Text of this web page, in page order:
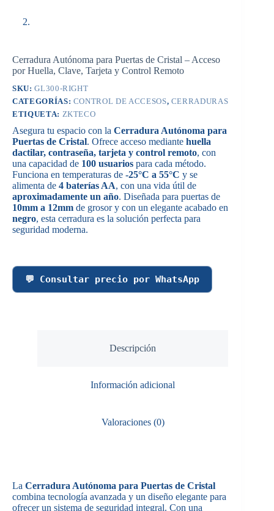
Cerradura Autónoma para Puertas de Cristal – Acceso
por Huella, Clave, Tarjeta y Control Remoto
SKU:GL300-RIGHT
CATEGORÍAS: CONTROL DE ACCESOS, CERRADURAS
ETIQUETA: ZKTECO
Asegura tu espacio con la Cerradura Autónoma para
Puertas de Cristal. Ofrece acceso mediante huella
dactilar, contraseña, tarjeta y control remoto, con
una capacidad de 100 usuarios para cada método.
Funciona en temperaturas de -25°C a 55°C y se
alimenta de 4 baterías AA, con una vida útil de
aproximadamente un año. Diseñada para puertas de
10mm a 12mm de grosor y con un elegante acabado en
negro, esta cerradura es la solución perfecta para
seguridad moderna.
💬 Consultar precio por WhatsApp
Descripción
Información adicional
Valoraciones (0)
La Cerradura Autónoma para Puertas de Cristal
combina tecnología avanzada y un diseño elegante para
ofrecer un sistema de seguridad integral. Con una